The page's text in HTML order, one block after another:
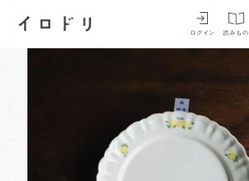
イロドリ
ログイン 読みもの